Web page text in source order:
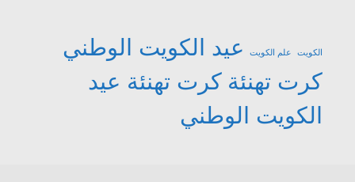
الكويت علم الكويت
عيد الكويت الوطني
كرت تهنئة كرت تهنئة عيد
الكويت الوطني